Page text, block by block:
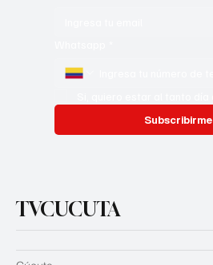
Subscribirme
TVCUCUTA